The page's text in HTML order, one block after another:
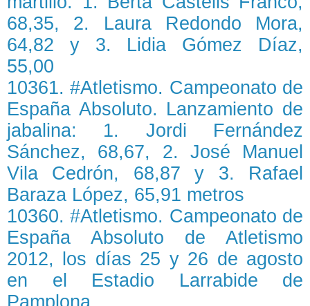
68,35, 2. Laura Redondo Mora,
64,82 y 3. Lidia Gómez Díaz,
55,00
10361. #Atletismo. Campeonato de
España Absoluto. Lanzamiento de
jabalina: 1. Jordi Fernández
Sánchez, 68,67, 2. José Manuel
Vila Cedrón, 68,87 y 3. Rafael
Baraza López, 65,91 metros
10360. #Atletismo. Campeonato de
España Absoluto de Atletismo
2012, los días 25 y 26 de agosto
en el Estadio Larrabide de
Pamplona